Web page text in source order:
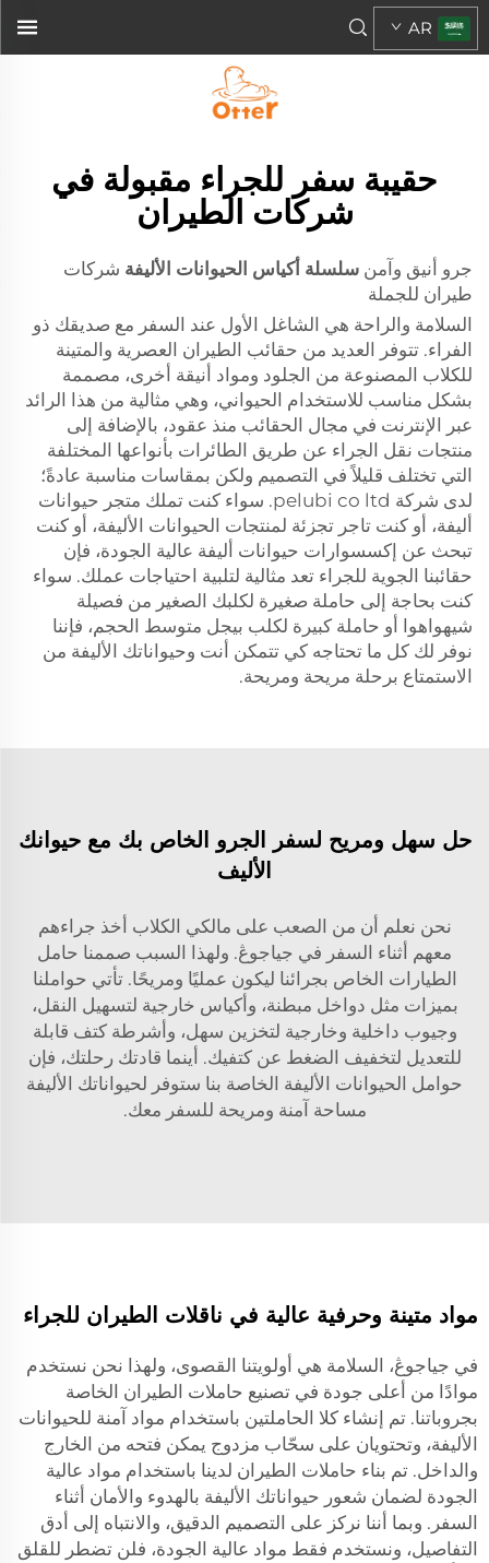
AR
حقيبة سفر للجراء مقبولة في
شركات الطيران
جرو أنيق وآمن سلسلة أكياس الحيوانات الأليفة شركات
طيران للجملة
السلامة والراحة هي الشاغل الأول عند السفر مع صديقك ذو
الفراء. تتوفر العديد من حقائب الطيران العصرية والمتينة
للكلاب المصنوعة من الجلود ومواد أنيقة أخرى، مصممة
بشكل مناسب للاستخدام الحيواني، وهي مثالية من هذا الرائد
عبر الإنترنت في مجال الحقائب منذ عقود، بالإضافة إلى
منتجات نقل الجراء عن طريق الطائرات بأنواعها المختلفة
التي تختلف قليلاً في التصميم ولكن بمقاسات مناسبة عادةً؛
لدى شركة pelubi co ltd. سواء كنت تملك متجر حيوانات
أليفة، أو كنت تاجر تجزئة لمنتجات الحيوانات الأليفة، أو كنت
تبحث عن إكسسوارات حيوانات أليفة عالية الجودة، فإن
حقائبنا الجوية للجراء تعد مثالية لتلبية احتياجات عملك. سواء
كنت بحاجة إلى حاملة صغيرة لكلبك الصغير من فصيلة
شيهواهوا أو حاملة كبيرة لكلب بيجل متوسط الحجم، فإننا
نوفر لك كل ما تحتاجه كي تتمكن أنت وحيواناتك الأليفة من
الاستمتاع برحلة مريحة ومريحة.
حل سهل ومريح لسفر الجرو الخاص بك مع حيوانك
الأليف
نحن نعلم أن من الصعب على مالكي الكلاب أخذ جراءهم
معهم أثناء السفر في جياجوڠ. ولهذا السبب صممنا حامل
الطيارات الخاص بجرائنا ليكون عمليًا ومريحًا. تأتي حواملنا
بميزات مثل دواخل مبطنة، وأكياس خارجية لتسهيل النقل،
وجيوب داخلية وخارجية لتخزين سهل، وأشرطة كتف قابلة
للتعديل لتخفيف الضغط عن كتفيك. أينما قادتك رحلتك، فإن
حوامل الحيوانات الأليفة الخاصة بنا ستوفر لحيواناتك الأليفة
مساحة آمنة ومريحة للسفر معك.
مواد متينة وحرفية عالية في ناقلات الطيران للجراء
في جياجوڠ، السلامة هي أولويتنا القصوى، ولهذا نحن نستخدم
موادًا من أعلى جودة في تصنيع حاملات الطيران الخاصة
بجروباتنا. تم إنشاء كلا الحاملتين باستخدام مواد آمنة للحيوانات
الأليفة، وتحتويان على سحّاب مزدوج يمكن فتحه من الخارج
والداخل. تم بناء حاملات الطيران لدينا باستخدام مواد عالية
الجودة لضمان شعور حيواناتك الأليفة بالهدوء والأمان أثناء
السفر. وبما أننا نركز على التصميم الدقيق، والانتباه إلى أدق
التفاصيل، ونستخدم فقط مواد عالية الجودة، فلن تضطر للقلق